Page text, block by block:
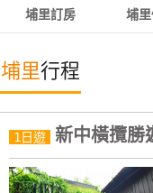
訂
房
直接跟飯店訂房HOT
特
色
民
埔里訂房 埔
埔里行程
1日遊 新中橫攬勝